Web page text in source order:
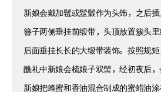
新娘会戴加髢或髽鬏作为头饰，之后插
簪子两侧垂挂前缎带，头顶放置簇头里
后面垂挂长长的大缎带装饰。按照规矩
醮礼中新娘会梳娘子双髻，经初夜后，
新娘把蜂蜜和香油混合制成的蜜蜡油涂